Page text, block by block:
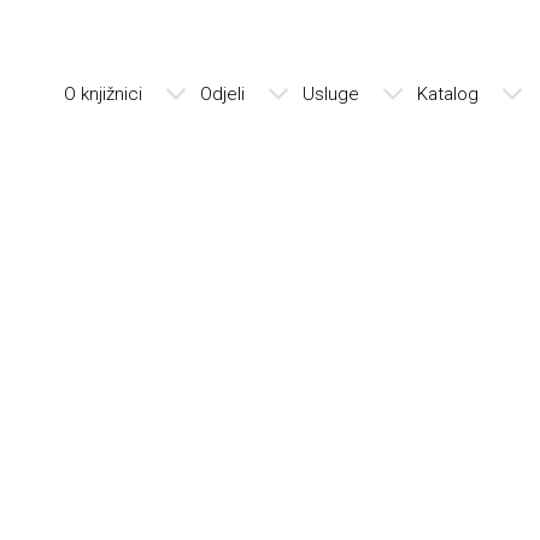
O knjižnici Odjeli Usluge Katalog